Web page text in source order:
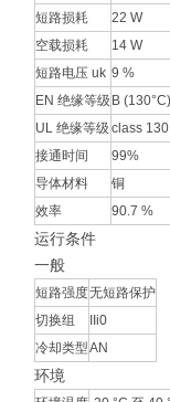
短路损耗
22 W
空载损耗
14 W
短路电压 uk 9 %
EN 绝缘等级 B (130°C)
UL 绝缘等级 class 130
接通时间
99%
导体材料
铜
效率
90.7 %
运行条件
一般
短路强度无短路保护
切换组
IIi0
冷却类型AN
环境